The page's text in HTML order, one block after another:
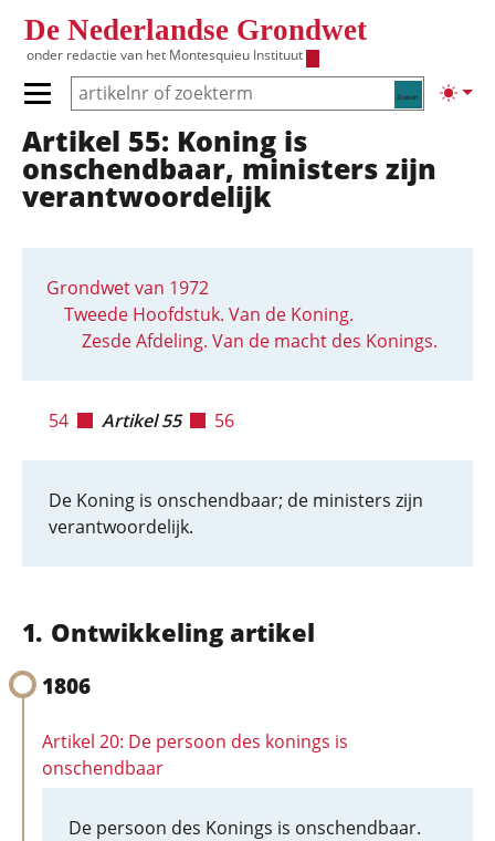
De Nederlandse Grondwet
onder redactie van het Montesquieu Instituut
Zoeken
Primair menu tonen/verbergen
Hoofdnavigatie
Artikel 55: Koning is
onschendbaar, ministers zijn
verantwoordelijk
Grondwet van 1972
Tweede Hoofdstuk. Van de Koning.
Zesde Afdeling. Van de macht des Konings.
54 Artikel 55 56
De Koning is onschendbaar; de ministers zijn
verantwoordelijk.
Ontwikkeling artikel
1806
Artikel 20: De persoon des konings is
onschendbaar
De persoon des Konings is onschendbaar.